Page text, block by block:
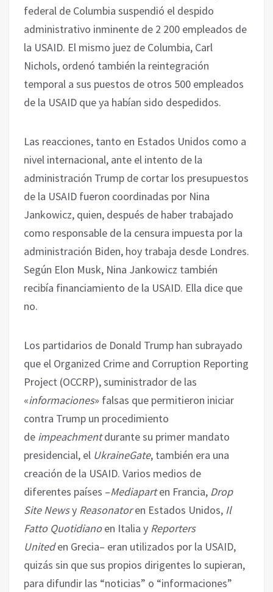
federal de Columbia suspendió el despido
administrativo inminente de 2 200 empleados de
la USAID. El mismo juez de Columbia, Carl
Nichols, ordenó también la reintegración
temporal a sus puestos de otros 500 empleados
de la USAID que ya habían sido despedidos.
Las reacciones, tanto en Estados Unidos como a
nivel internacional, ante el intento de la
administración Trump de cortar los presupuestos
de la USAID fueron coordinadas por Nina
Jankowicz, quien, después de haber trabajado
como responsable de la censura impuesta por la
administración Biden, hoy trabaja desde Londres.
Según Elon Musk, Nina Jankowicz también
recibía financiamiento de la USAID. Ella dice que
no.
Los partidarios de Donald Trump han subrayado
que el Organized Crime and Corruption Reporting
Project (OCCRP), suministrador de las
«informaciones» falsas que permitieron iniciar
contra Trump un procedimiento
de impeachmentdurante su primer mandato
presidencial, el UkraineGate, también era una
creación de la USAID. Varios medios de
diferentes países –Mediaparten Francia, Drop
Site Newsy Reasonatoren Estados Unidos, Il
Fatto Quotidianoen Italia y Reporters
Uniteden Grecia– eran utilizados por la USAID,
quizás sin que sus propios dirigentes lo supieran,
para difundir las “noticias” o “informaciones”